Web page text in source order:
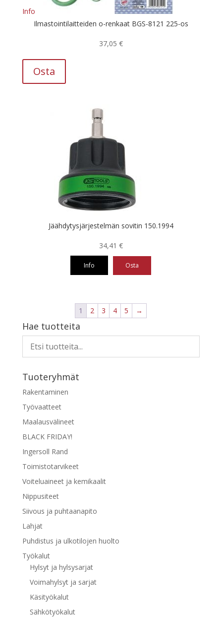
Info
Ilmastointilaitteiden o-renkaat BGS-8121 225-os
37,05 €
Osta
Jäähdytysjärjestelmän sovitin 150.1994
34,41 €
Info Osta
1 2 3 4 5 →
Hae tuotteita
Tuoteryhmät
Rakentaminen
Työvaatteet
Maalausvälineet
BLACK FRIDAY!
Ingersoll Rand
Toimistotarvikeet
Voiteluaineet ja kemikaalit
Nippusiteet
Siivous ja puhtaanapito
Lahjat
Puhdistus ja ulkotilojen huolto
Työkalut
Hylsyt ja hylsysarjat
Voimahylsyt ja sarjat
Käsityökalut
Sähkötyökalut